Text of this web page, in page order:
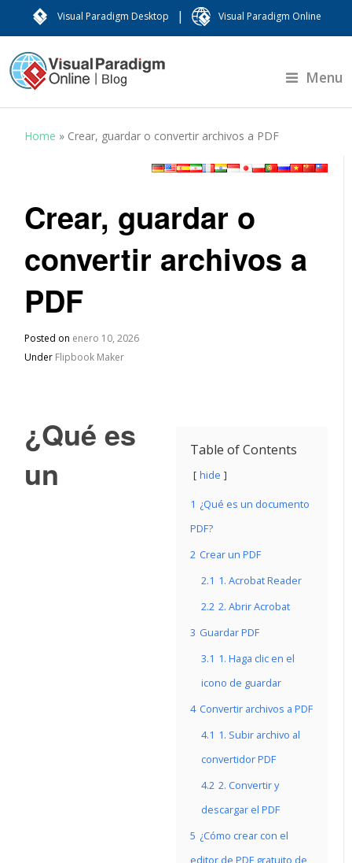
Visual Paradigm Desktop | Visual Paradigm Online
Menu
Home » Crear, guardar o convertir archivos a PDF
Crear, guardar o
convertir archivos a
PDF
Posted on enero 10, 2026
Under Flipbook Maker
Table of Contents
hide
1 ¿Qué es un documento
PDF?
2 Crear un PDF
2.1 1. Acrobat Reader
2.2 2. Abrir Acrobat
3 Guardar PDF
3.1 1. Haga clic en el
icono de guardar
4 Convertir archivos a PDF
4.1 1. Subir archivo al
convertidor PDF
4.2 2. Convertir y
descargar el PDF
5 ¿Cómo crear con el
editor de PDF gratuito de
¿Qué es
un